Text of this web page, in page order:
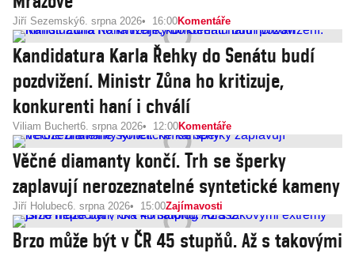
Jiří Sezemský6. srpna 2026 16:00Komentáře
Kandidatura Karla Řehky do Senátu budí
pozdvižení. Ministr Zůna ho kritizuje,
konkurenti haní i chválí
Viliam Buchert6. srpna 2026 12:00Komentáře
Věčné diamanty končí. Trh se šperky
zaplavují nerozeznatelné syntetické kameny
Jiří Holubec6. srpna 2026 15:00Zajímavosti
Brzo může být v ČR 45 stupňů. Až s takovými